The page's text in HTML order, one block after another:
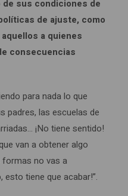
sus condiciones de
de ajuste, como
a quienes
consecuencias
para nada lo que
padres, las escuelas de
¡No tiene sentido!
van a obtener algo
formas no vas a
esto tiene que acabar!”.